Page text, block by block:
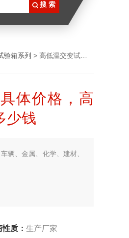
验箱系列 > 高低温交变试验箱的具体价格，高低温交变试验箱具体多少钱
体价格，高
少钱
辆、金属、化学、建材、
性质： 生产厂家